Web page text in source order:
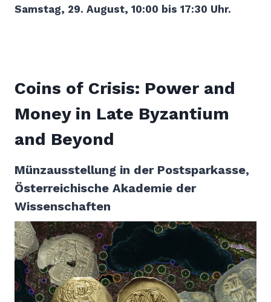
Samstag, 29. August, 10:00 bis 17:30 Uhr.
Coins of Crisis: Power and
Money in Late Byzantium
and Beyond
Münzausstellung in der Postsparkasse,
Österreichische Akademie der
Wissenschaften